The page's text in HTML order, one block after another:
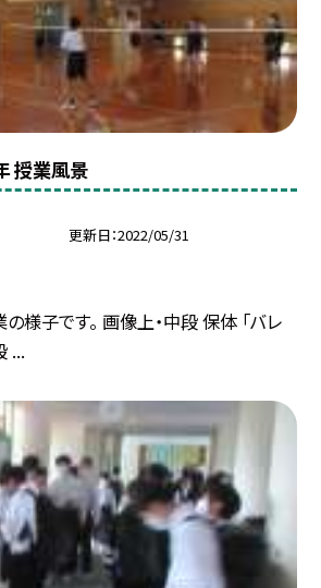
授業風景
更新日 2022/05/31
様子です。 画像上・中段 保体 「バレ
...